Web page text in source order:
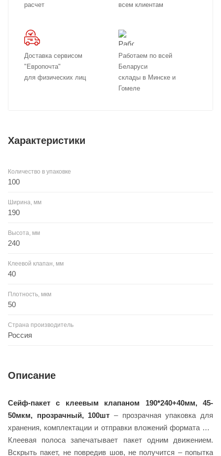
расчет
всем клиентам
Доставка сервисом
"Европочта"
для физических лиц
Работаем по всей
Беларуси
склады в Минске и
Гомеле
Характеристики
Количество в упаковке
100
Ширина, мм
190
Высота, мм
240
Клеевой клапан, мм
40
Плотность, мкм
50
Страна производитель
Россия
Описание
Сейф-пакет с клеевым клапаном 190*240+40мм, 45-
50мкм, прозрачный, 100шт – прозрачная упаковка для
хранения, комплектации и отправки вложений формата А5.
Клеевая полоса запечатывает пакет одним движением.
Вскрыть пакет, не повредив шов, не получится – попытка